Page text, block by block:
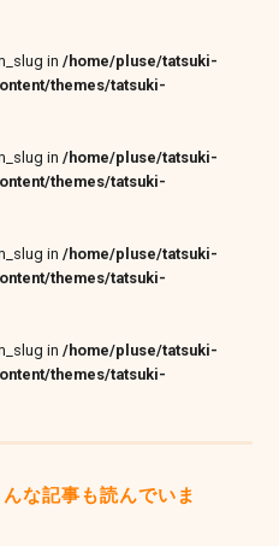
in/home/pluse/tatsuki-
themes/tatsuki-
in/home/pluse/tatsuki-
themes/tatsuki-
in/home/pluse/tatsuki-
themes/tatsuki-
in/home/pluse/tatsuki-
themes/tatsuki-
な記事も読んでいま